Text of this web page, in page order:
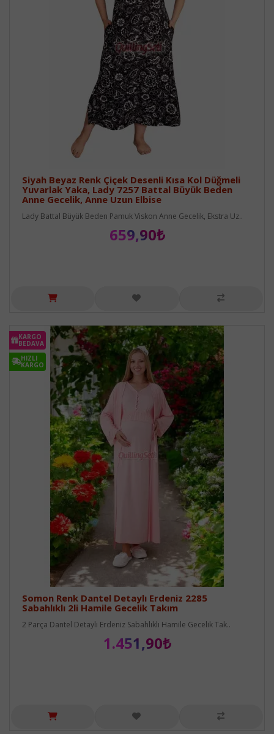
Siyah Beyaz Renk Çiçek Desenli Kısa Kol Düğmeli
Yuvarlak Yaka, Lady 7257 Battal Büyük Beden
Anne Gecelik, Anne Uzun Elbise
Lady Battal Büyük Beden Pamuk Viskon Anne Gecelik, Ekstra Uz..
659,90₺
KARGO
BEDAVA
HIZLI
KARGO
Somon Renk Dantel Detaylı Erdeniz 2285
Sabahlıklı 2li Hamile Gecelik Takım
2 Parça Dantel Detaylı Erdeniz Sabahlıklı Hamile Gecelik Tak..
1.451,90₺